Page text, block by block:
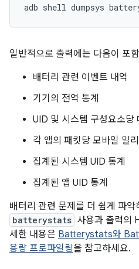
adb shell dumpsys
일반적으로 출력에는 다음이 포
배터리 관련 이벤트 내역
기기의 전역 통계
UID 및 시스템 구성요소당
각 앱의 패킷당 모바일 밀
집계된 시스템 UID 통계
집계된 앱 UID 통계
배터리 관련 문제를 더 쉽게 파
batterystats 사용과 출력의
세한 내용은 Batterystats와
용량 프로파일링을 참고하세요.